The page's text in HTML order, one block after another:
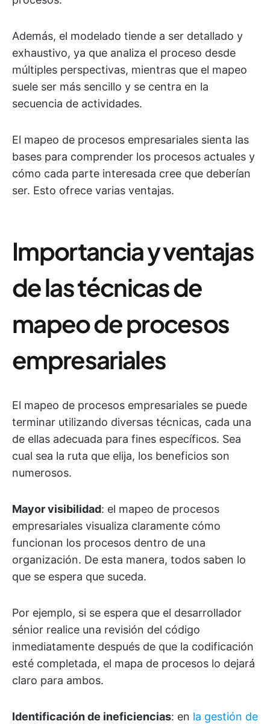
Además, el modelado tiende a ser detallado y
exhaustivo, ya que analiza el proceso desde
múltiples perspectivas, mientras que el mapeo
suele ser más sencillo y se centra en la
secuencia de actividades.
El mapeo de procesos empresariales sienta las
bases para comprender los procesos actuales y
cómo cada parte interesada cree que deberían
ser. Esto ofrece varias ventajas.
Importancia y ventajas
de las técnicas de
mapeo de procesos
empresariales
El mapeo de procesos empresariales se puede
terminar utilizando diversas técnicas, cada una
de ellas adecuada para fines específicos. Sea
cual sea la ruta que elija, los beneficios son
numerosos.
Mayor visibilidad: el mapeo de procesos
empresariales visualiza claramente cómo
funcionan los procesos dentro de una
organización. De esta manera, todos saben lo
que se espera que suceda.
Por ejemplo, si se espera que el desarrollador
sénior realice una revisión del código
inmediatamente después de que la codificación
esté completada, el mapa de procesos lo dejará
claro para ambos.
Identificación de ineficiencias: en la gestión de